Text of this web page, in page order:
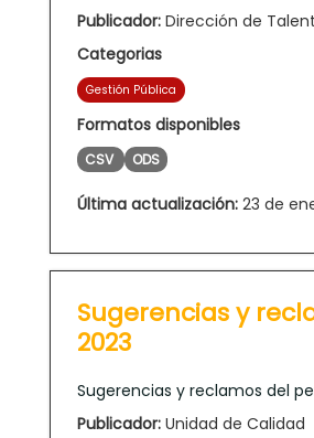
Publicador: Dirección de
Categorias
Gestión Pública
Formatos disponibles
CSV ODS
Última actualización: 23 de
Sugerencias y
2023
Sugerencias y reclamos del
Publicador: Unidad de Calidad